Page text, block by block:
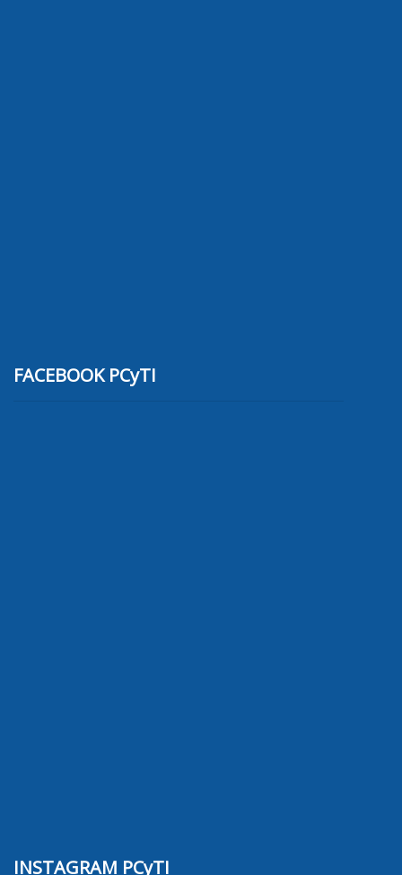
FACEBOOK PCyTI
INSTAGRAM PCyTI